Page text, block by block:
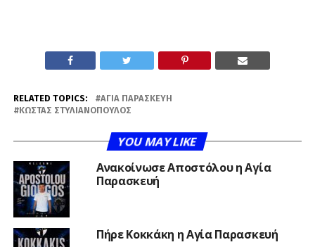
RELATED TOPICS:
ΑΓΊΑ ΠΑΡΑΣΚΕΥΉ
ΚΏΣΤΑΣ ΣΤΥΛΙΑΝΌΠΟΥΛΟΣ
YOU MAY LIKE
Ανακοίνωσε Αποστόλου η Αγία
Παρασκευή
Πήρε Κοκκάκη η Αγία Παρασκευή